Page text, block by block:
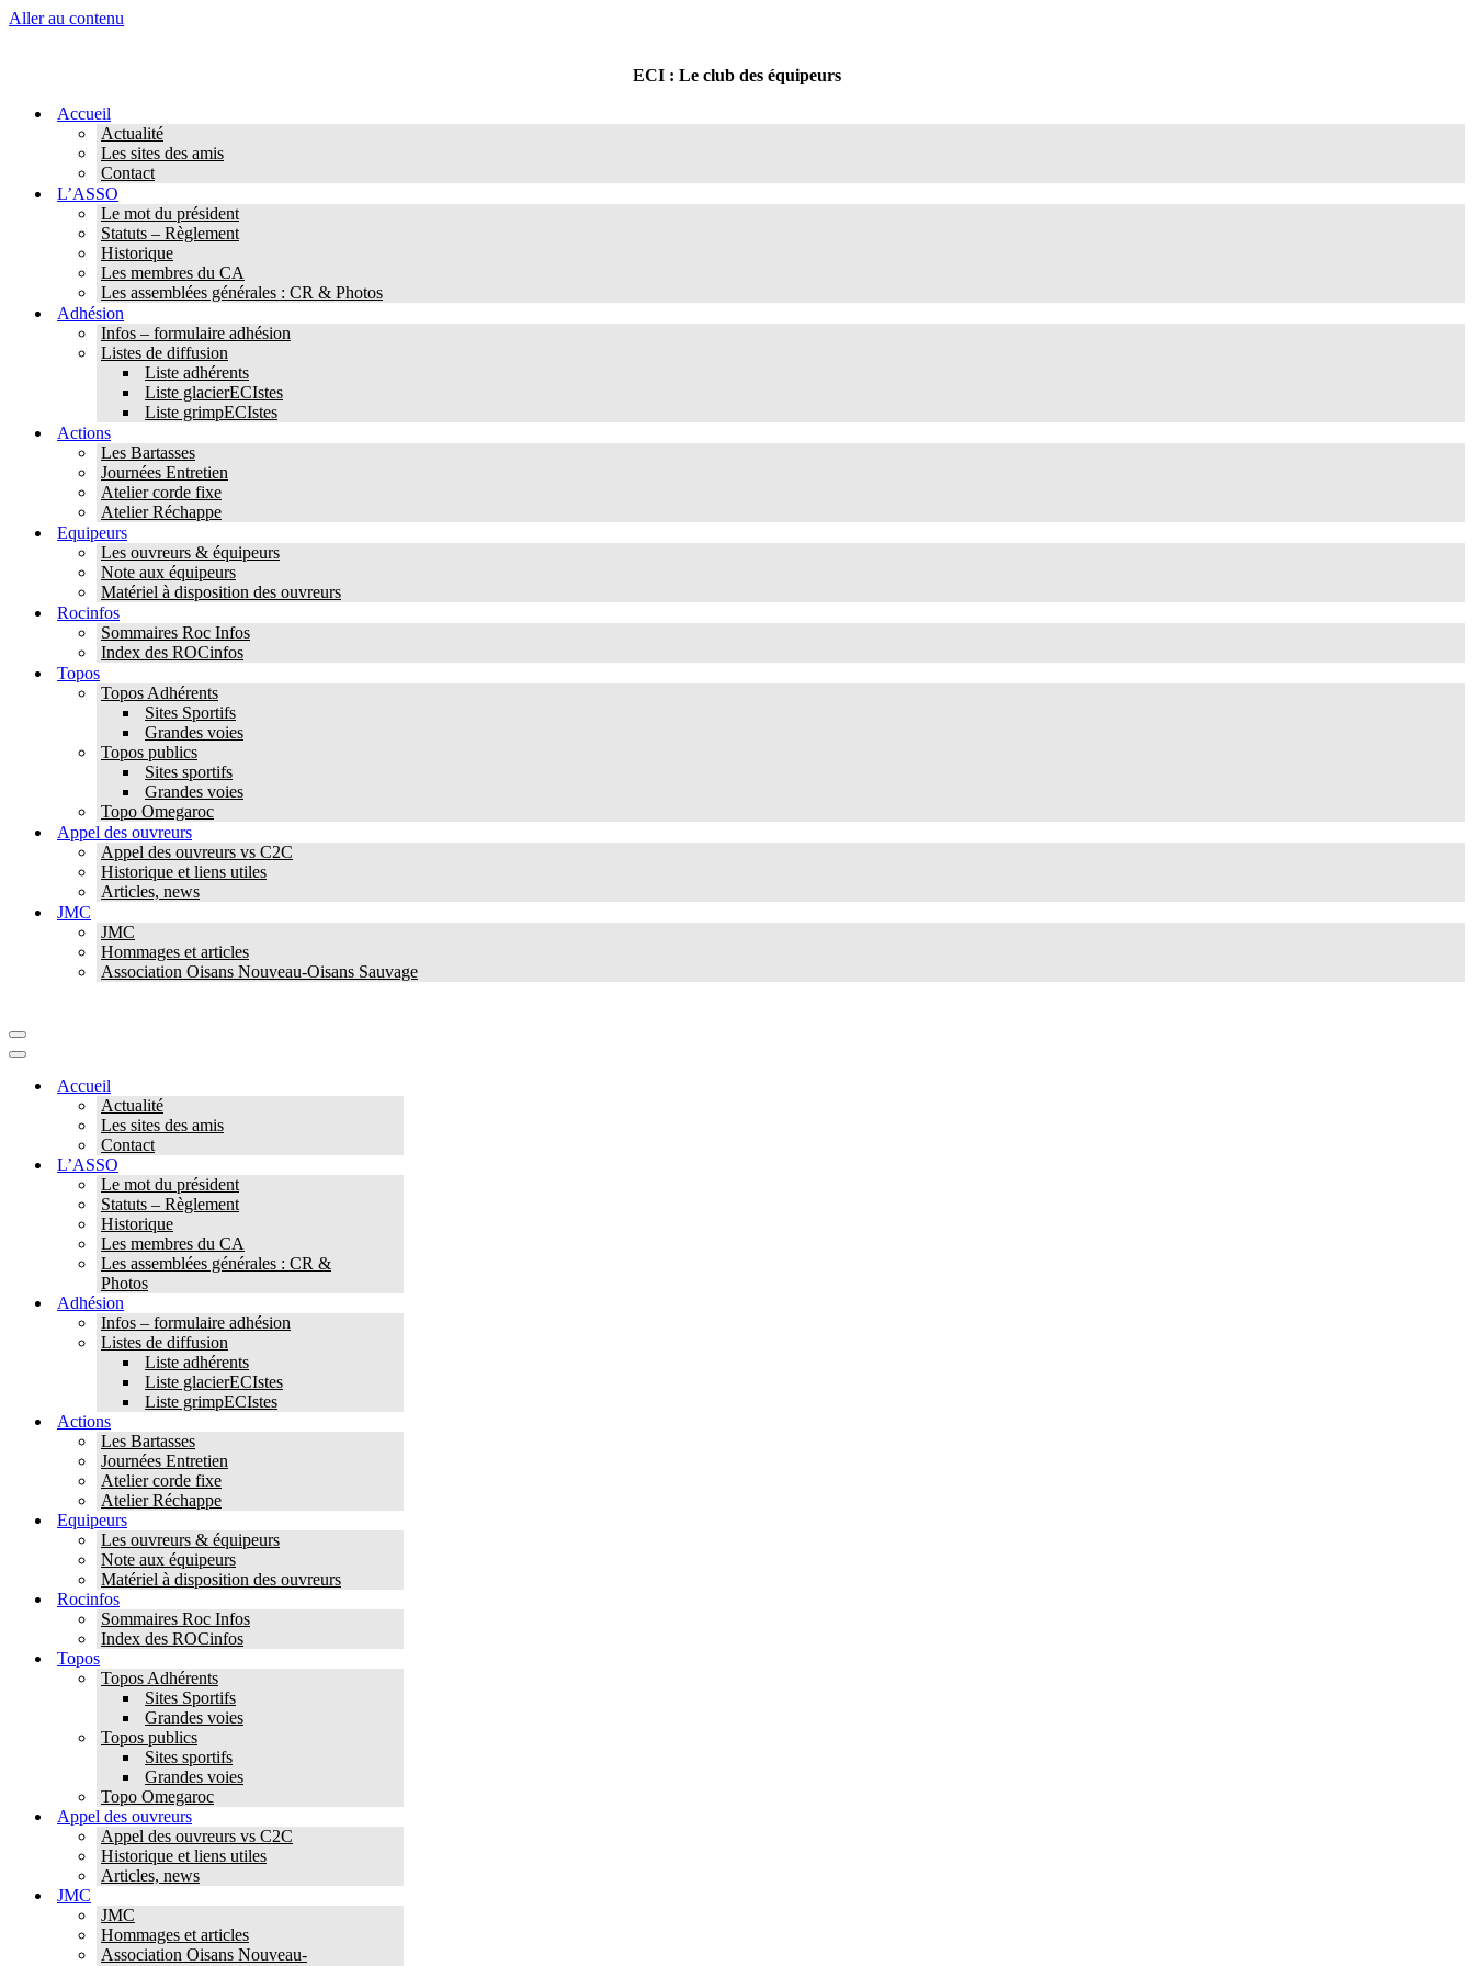
Aller au contenu
ECI : Le club des équipeurs
Accueil
Actualité
Les sites des amis
Contact
L’ASSO
Le mot du président
Statuts – Règlement
Historique
Les membres du CA
Les assemblées générales : CR & Photos
Adhésion
Infos – formulaire adhésion
Listes de diffusion
Liste adhérents
Liste glacierECIstes
Liste grimpECIstes
Actions
Les Bartasses
Journées Entretien
Atelier corde fixe
Atelier Réchappe
Equipeurs
Les ouvreurs & équipeurs
Note aux équipeurs
Matériel à disposition des ouvreurs
Rocinfos
Sommaires Roc Infos
Index des ROCinfos
Topos
Topos Adhérents
Sites Sportifs
Grandes voies
Topos publics
Sites sportifs
Grandes voies
Topo Omegaroc
Appel des ouvreurs
Appel des ouvreurs vs C2C
Historique et liens utiles
Articles, news
JMC
JMC
Hommages et articles
Association Oisans Nouveau-Oisans Sauvage
Menu
de
Menu
navigationAccueil
Actualité
Les sites des amis
Contact
L’ASSO
Le mot du président
Statuts – Règlement
Historique
Les membres du CA
Les assemblées générales : CR &
Photos
Adhésion
Infos – formulaire adhésion
Listes de diffusion
Liste adhérents
Liste glacierECIstes
Liste grimpECIstes
Actions
Les Bartasses
Journées Entretien
Atelier corde fixe
Atelier Réchappe
Equipeurs
Les ouvreurs & équipeurs
Note aux équipeurs
Matériel à disposition des ouvreurs
Rocinfos
Sommaires Roc Infos
Index des ROCinfos
Topos
Topos Adhérents
Sites Sportifs
Grandes voies
Topos publics
Sites sportifs
Grandes voies
Topo Omegaroc
Appel des ouvreurs
Appel des ouvreurs vs C2C
Historique et liens utiles
Articles, news
JMC
JMC
Hommages et articles
Association Oisans Nouveau-